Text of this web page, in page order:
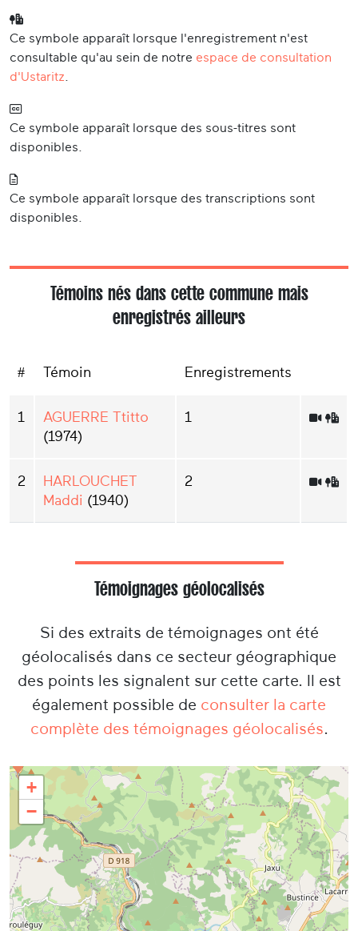
Ce symbole apparaît lorsque l'enregistrement n'est
consultable qu'au sein de notre espace de consultation
d'Ustaritz
Ce symbole apparaît lorsque des sous-titres sont
disponibles.
Ce symbole apparaît lorsque des transcriptions sont
disponibles.
Témoins nés dans cette commune mais
enregistrés ailleurs
# Témoin Enregistrements
1
AGUERRE Ttitto
(1974)
1
2
HARLOUCHET
Maddi (1940)
2
Témoignages géolocalisés
Si des extraits de témoignages ont été
géolocalisés dans ce secteur géographique
des points les signalent sur cette carte. Il est
également possible de consulter la carte
complète des témoignages géolocalisés.
+
−